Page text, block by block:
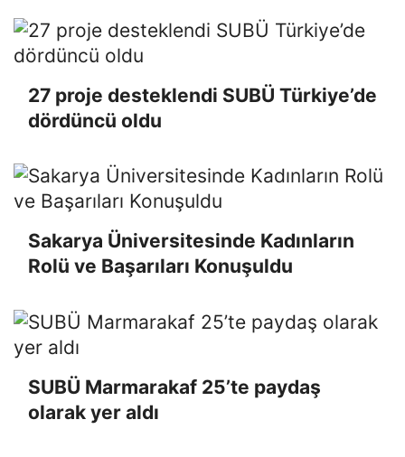
27 proje desteklendi SUBÜ Türkiye’de
dördüncü oldu
Sakarya Üniversitesinde Kadınların
Rolü ve Başarıları Konuşuldu
SUBÜ Marmarakaf 25’te paydaş
olarak yer aldı